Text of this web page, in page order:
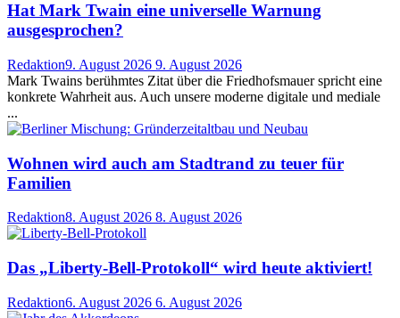
Hat Mark Twain eine universelle Warnung
ausgesprochen?
Redaktion9. August 2026 9. August 2026
Mark Twains berühmtes Zitat über die Friedhofsmauer spricht eine
konkrete Wahrheit aus. Auch unsere moderne digitale und mediale
...
Wohnen wird auch am Stadtrand zu teuer für
Familien
Redaktion8. August 2026 8. August 2026
Das „Liberty-Bell-Protokoll“ wird heute aktiviert!
Redaktion6. August 2026 6. August 2026